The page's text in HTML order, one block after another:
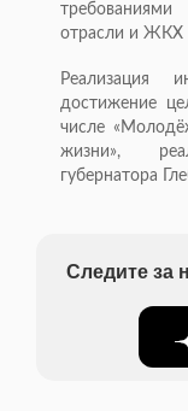
требованиями
отрасли и ЖКХ
Реализация
достижение
числе
жизни»,
губернатора
Следите за